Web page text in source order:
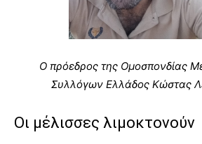
Ο πρόεδρος της Ομοσπονδίας
Συλλόγων Ελλάδος Κώστας
Οι μέλισσες λιμοκτονούν